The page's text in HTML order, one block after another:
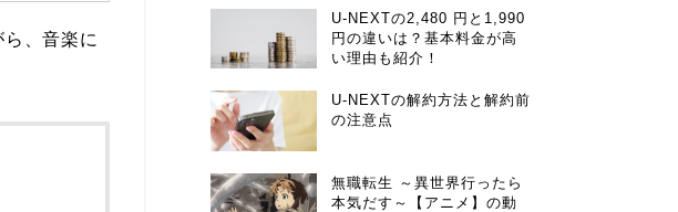
、音楽に
U-NEXTの2,480 円と1,990
円の違いは？基本料金が高
い理由も紹介！
U-NEXTの解約方法と解約前
の注意点
無職転生 ～異世界行ったら
本気だす～【アニメ】の動